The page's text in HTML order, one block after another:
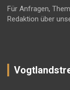
Für Anfragen,
Redaktion über